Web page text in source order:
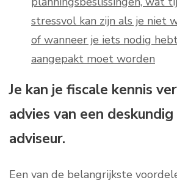
stressvol kan zijn als je niet
of wanneer je iets nodig
aangepakt moet worden
Je kan je fiscale kennis
advies van een
adviseur.
Een van de belangrijkste